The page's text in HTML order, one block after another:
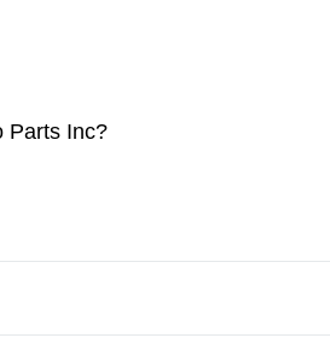
Parts Inc?